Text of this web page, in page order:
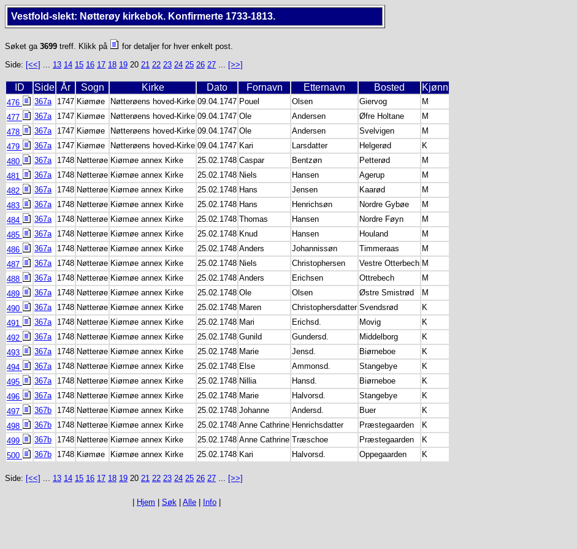
Vestfold-slekt: Nøtterøy kirkebok. Konfirmerte 1733-1813.
Søket ga 3699 treff. Klikk på
for detaljer for hver enkelt post.
Side: [<<] ... 13 14 15 16 17 18 19 20 21 22 23 24 25 26 27 ... [>>]
ID Side År Sogn Kirke Dato Fornavn Etternavn Bosted Kjønn
476 367a 1747 Kiømøe Nøtterøens hoved-Kirke 09.04.1747 Pouel Olsen Giervog
M
477
367a 1747 Kiømøe Nøtterøens hoved-Kirke 09.04.1747 Ole Andersen Øfre Holtane
M
478
367a 1747 Kiømøe Nøtterøens hoved-Kirke 09.04.1747 Ole Andersen Svelvigen
M
479
367a 1747 Kiømøe Nøtterøens hoved-Kirke 09.04.1747 Kari Larsdatter Helgerød
K
480
367a 1748 Nøtterøe Kiømøe annex Kirke 25.02.1748 Caspar Bentzøn Petterød
M
481
367a 1748 Nøtterøe Kiømøe annex Kirke 25.02.1748 Niels Hansen Agerup
M
482
367a 1748 Nøtterøe Kiømøe annex Kirke 25.02.1748 Hans Jensen Kaarød
M
483
367a 1748 Nøtterøe Kiømøe annex Kirke 25.02.1748 Hans Henrichsøn Nordre Gybøe
M
484
367a 1748 Nøtterøe Kiømøe annex Kirke 25.02.1748 Thomas Hansen Nordre Føyn
M
485
367a 1748 Nøtterøe Kiømøe annex Kirke 25.02.1748 Knud Hansen Houland
M
486
367a 1748 Nøtterøe Kiømøe annex Kirke 25.02.1748 Anders Johannissøn Timmeraas
M
487
367a 1748 Nøtterøe Kiømøe annex Kirke 25.02.1748 Niels Christophersen Vestre Otterbech M
488
367a 1748 Nøtterøe Kiømøe annex Kirke 25.02.1748 Anders Erichsen Ottrebech
M
489
367a 1748 Nøtterøe Kiømøe annex Kirke 25.02.1748 Ole Olsen Østre Smistrød
M
490
367a 1748 Nøtterøe Kiømøe annex Kirke 25.02.1748 Maren Christophersdatter Svendsrød
K
491
367a 1748 Nøtterøe Kiømøe annex Kirke 25.02.1748 Mari Erichsd. Movig
K
492
367a 1748 Nøtterøe Kiømøe annex Kirke 25.02.1748 Gunild Gundersd. Middelborg
K
493
367a 1748 Nøtterøe Kiømøe annex Kirke 25.02.1748 Marie Jensd. Biørneboe
K
494
367a 1748 Nøtterøe Kiømøe annex Kirke 25.02.1748 Else Ammonsd. Stangebye
K
495
367a 1748 Nøtterøe Kiømøe annex Kirke 25.02.1748 Nillia Hansd. Biørneboe
K
496
367a 1748 Nøtterøe Kiømøe annex Kirke 25.02.1748 Marie Halvorsd. Stangebye
K
497
367b 1748 Nøtterøe Kiømøe annex Kirke 25.02.1748 Johanne Andersd. Buer
K
498
367b 1748 Nøtterøe Kiømøe annex Kirke 25.02.1748 Anne Cathrine Henrichsdatter Præstegaarden
K
499
367b 1748 Nøtterøe Kiømøe annex Kirke 25.02.1748 Anne Cathrine Træschoe Præstegaarden
K
500
367b 1748 Kiømøe Kiømøe annex Kirke 25.02.1748 Kari Halvorsd. Oppegaarden K
Side: [<<] ... 13 14 15 16 17 18 19 20 21 22 23 24 25 26 27 ... [>>]
Hjem Søk Alle Info